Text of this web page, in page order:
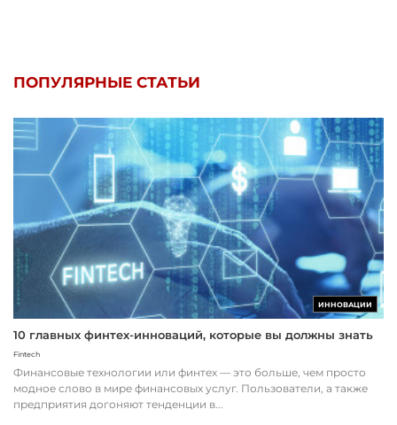
ПОПУЛЯРНЫЕ СТАТЬИ
ИННОВАЦИИ
10 главных финтех-инноваций, которые вы должны знать
Fintech
Финансовые технологии или финтех — это больше, чем просто
модное слово в мире финансовых услуг. Пользователи, а также
предприятия догоняют тенденции в...